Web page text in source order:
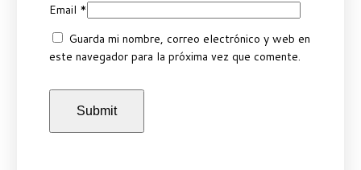
Email *
Guarda mi nombre, correo electrónico y web en
este navegador para la próxima vez que comente.